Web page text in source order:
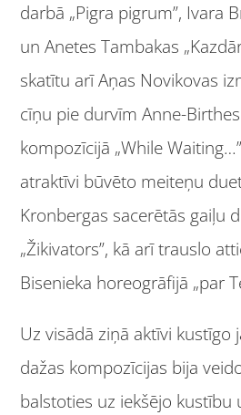
darbā „Pigra pigrum”, Ivara
un Anetes Tambakas
skatītu arī Aņas Novikovas
cīņu pie durvīm Anne-
kompozīcijā „While
atraktīvi būvēto meiteņu
Kronbergas sacerētās gaiļu
„Žikivators”, kā arī trauslo
Bisenieka horeogrāfijā „par
Uz visādā ziņā aktīvi kustīgo
dažas kompozīcijas bija
balstoties uz iekšējo kustību